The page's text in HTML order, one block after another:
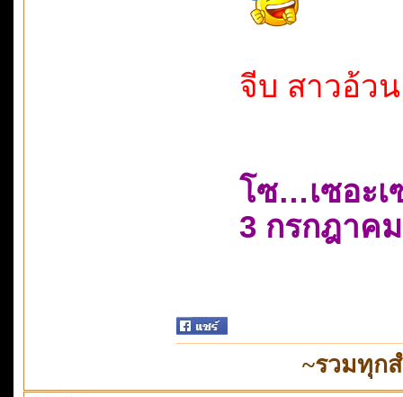
จีบ สาวอ้ว
โซ…เซอะเ
3 กรกฎาค
~รวมทุก